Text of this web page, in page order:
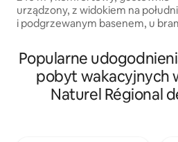
urządzony, z widokiem na
i podgrzewanym basenem, u
można zwiedzać Isle sur la Sorgue,
Gordes, Fontaines de Vaucluse i
W zaprojektowanym parku
piękny trawnik, drzewa oliwne,
Prowansji i boisko do gry w bocce.
Popularne
pobyt wakacyjnych
Naturel Régional